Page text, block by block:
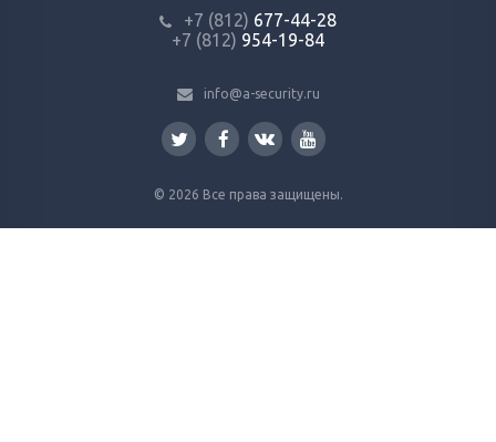
+7 (812) 677-44-28
+7 (812) 954-19-84
info@a-security.ru
© 2026 Все права защищены.